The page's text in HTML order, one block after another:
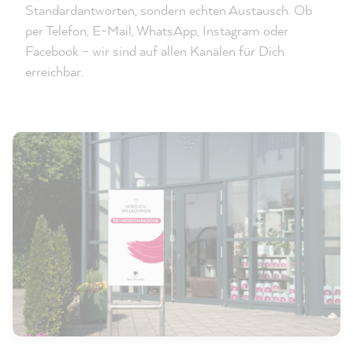
Standardantworten, sondern echten Austausch. Ob
per Telefon, E-Mail, WhatsApp, Instagram oder
Facebook – wir sind auf allen Kanälen für Dich
erreichbar.